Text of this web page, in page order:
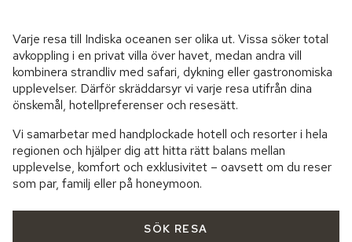
Varje resa till Indiska oceanen ser olika ut. Vissa söker total
avkoppling i en privat villa över havet, medan andra vill
kombinera strandliv med safari, dykning eller gastronomiska
upplevelser. Därför skräddarsyr vi varje resa utifrån dina
önskemål, hotellpreferenser och resesätt.
Vi samarbetar med handplockade hotell och resorter i hela
regionen och hjälper dig att hitta rätt balans mellan
upplevelse, komfort och exklusivitet – oavsett om du reser
som par, familj eller på honeymoon.
SÖK RESA